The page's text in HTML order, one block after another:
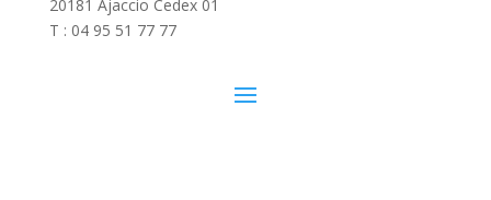
20181 Ajaccio Cedex 01
T : 04 95 51 77 77